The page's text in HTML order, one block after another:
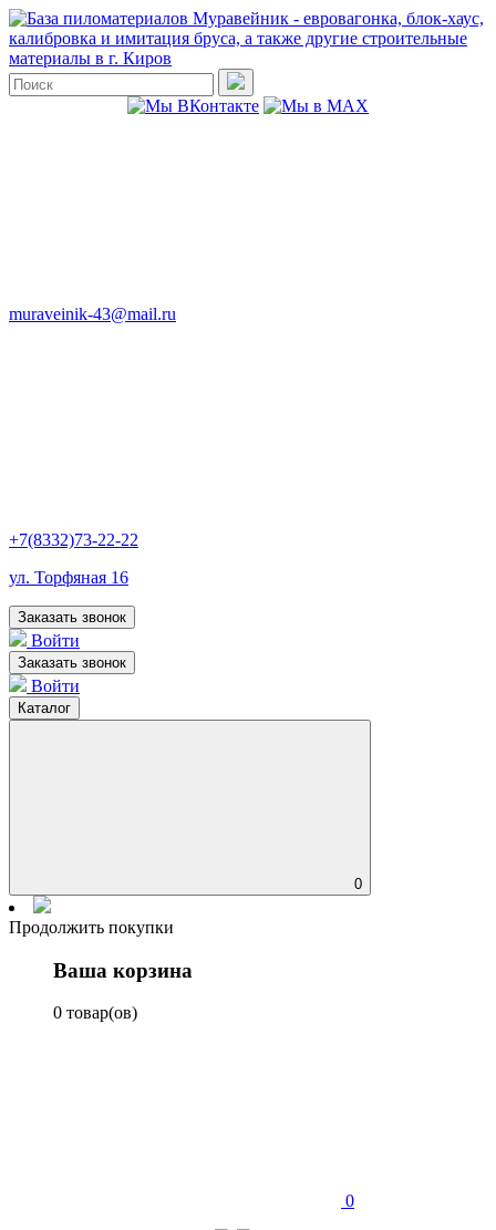
muraveinik-43@mail.ru
+7(8332)73-22-22
ул. Торфяная 16
Заказать звонок
Войти
Заказать звонок
Войти
Каталог
0
Продолжить покупки
Ваша корзина
0 товар(ов)
0